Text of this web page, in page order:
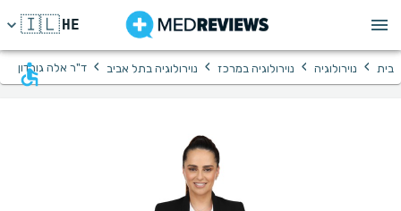
HE
🇮🇱
בית › נוירולוגיה › נוירולוגיה במרכז › נוירולוגיה בתל אביב › ד"ר אלה גורדון